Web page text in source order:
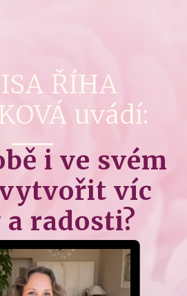
ŘÍHA
uvádí:
i ve svém
víc
radosti?